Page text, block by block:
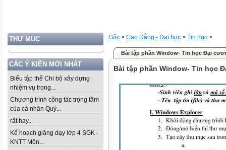
THƯ MỤC
CÁC Ý KIẾN MỚI NHẤT
Biểu tập thể Chi bộ xây dựng
nhiệm vụ trọng...
Chương trình công tác trọng tâm
của cá nhân Quý...
rất hay...
Kế hoạch giảng dạy lớp 4 SGK -
KNTT Môn...
Gốc > Cao Đẳng - Đại học > Tin học >
Bài tập phần Window- Tin học Đại
Bài tập phần Window- Tin học